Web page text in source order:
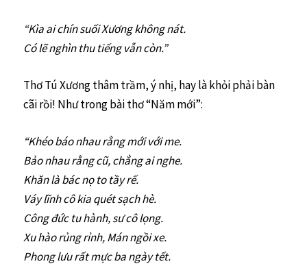
“Kìa ai chín suối Xương không nát.
Có lẽ nghìn thu tiếng vẫn còn.”
Thơ Tú Xương thâm trầm, ý nhị, hay là khỏi phải bàn
cãi rồi! Như trong bài thơ “Năm mới”:
“Khéo báo nhau rằng mới với me.
Bảo nhau rằng cũ, chẳng ai nghe.
Khăn là bác nọ to tầy rế.
Váy lĩnh cô kia quét sạch hè.
Công đức tu hành, sư cô lọng.
Xu hào rủng rỉnh, Mán ngồi xe.
Phong lưu rất mực ba ngày tết.